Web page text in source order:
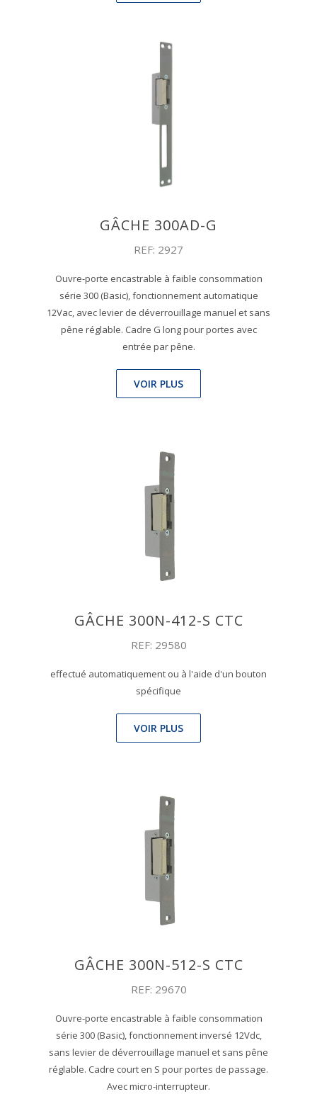
GÂCHE 300AD-G
REF: 2927
Ouvre-porte encastrable à faible consommation
série 300 (Basic), fonctionnement automatique
12Vac, avec levier de déverrouillage manuel et sans
pêne réglable. Cadre G long pour portes avec
entrée par pêne.
VOIR PLUS
GÂCHE 300N-412-S CTC
REF: 29580
effectué automatiquement ou à l'aide d'un bouton
spécifique
VOIR PLUS
GÂCHE 300N-512-S CTC
REF: 29670
Ouvre-porte encastrable à faible consommation
série 300 (Basic), fonctionnement inversé 12Vdc,
sans levier de déverrouillage manuel et sans pêne
réglable. Cadre court en S pour portes de passage.
Avec micro-interrupteur.